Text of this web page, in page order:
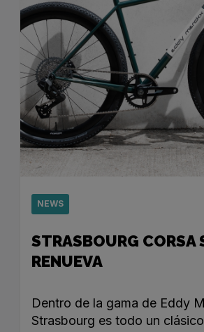
NEWS
STRASBOURG CORSA
RENUEVA
Dentro de la gama de Eddy
Strasbourg es todo un